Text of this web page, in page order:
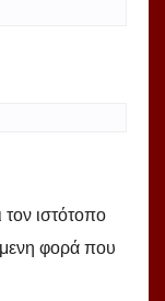
ιστότοπο
φορά που